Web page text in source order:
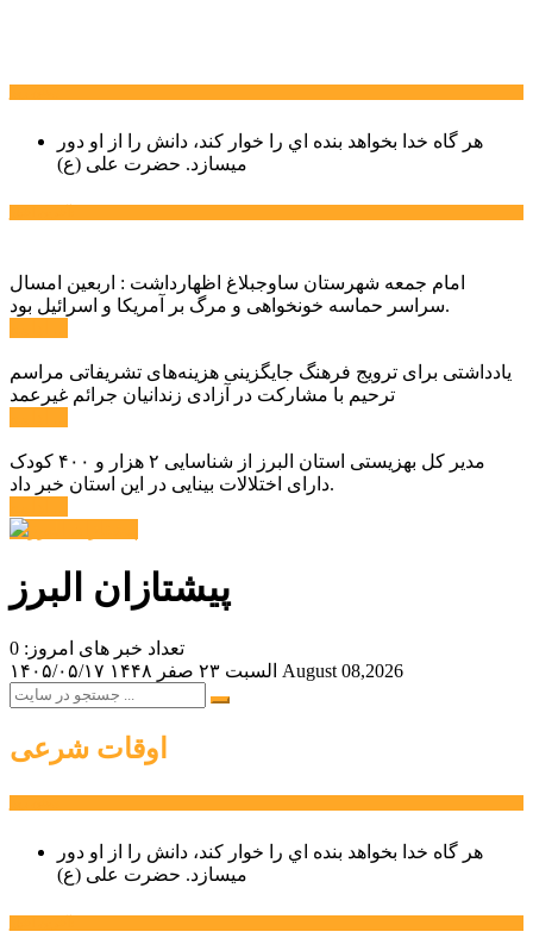
هر گاه خدا بخواهد بنده اي را خوار كند، دانش را از او دور
میسازد. حضرت علی (ع)
امام جمعه شهرستان ساوجبلاغ اظهارداشت : اربعین امسال
سراسر حماسه خونخواهی و مرگ بر آمریکا و اسرائیل بود.
یادداشتی برای ترویج فرهنگ جایگزینی هزینه‌های تشریفاتی مراسم
ترحیم با مشارکت در آزادی زندانیان جرائم غیرعمد
مدیر کل بهزیستی استان البرز از شناسایی ۲ هزار و ۴۰۰ کودک
دارای اختلالات بینایی در این استان خبر داد.
پیشتازان البرز
تعداد خبر های امروز: 0
۱۴۰۵/۰۵/۱۷
السبت ۲۳ صفر ۱۴۴۸ August 08,2026
اوقات شرعی
هر گاه خدا بخواهد بنده اي را خوار كند، دانش را از او دور
میسازد. حضرت علی (ع)